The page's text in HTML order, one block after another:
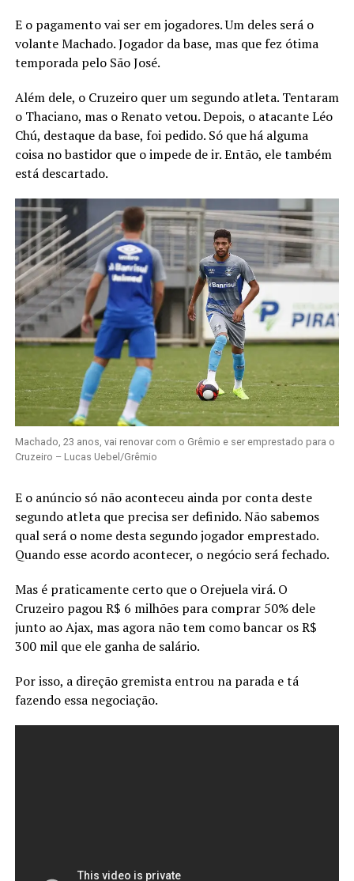
E o pagamento vai ser em jogadores. Um deles será o
volante Machado. Jogador da base, mas que fez ótima
temporada pelo São José.
Além dele, o Cruzeiro quer um segundo atleta. Tentaram
o Thaciano, mas o Renato vetou. Depois, o atacante Léo
Chú, destaque da base, foi pedido. Só que há alguma
coisa no bastidor que o impede de ir. Então, ele também
está descartado.
Machado, 23 anos, vai renovar com o Grêmio e ser emprestado para o
Cruzeiro – Lucas Uebel/Grêmio
E o anúncio só não aconteceu ainda por conta deste
segundo atleta que precisa ser definido. Não sabemos
qual será o nome desta segundo jogador emprestado.
Quando esse acordo acontecer, o negócio será fechado.
Mas é praticamente certo que o Orejuela virá. O
Cruzeiro pagou R$ 6 milhões para comprar 50% dele
junto ao Ajax, mas agora não tem como bancar os R$
300 mil que ele ganha de salário.
Por isso, a direção gremista entrou na parada e tá
fazendo essa negociação.